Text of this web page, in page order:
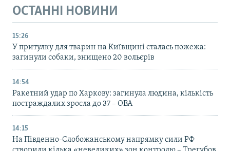
ОСТАННІ НОВИНИ
15:26
У притулку для тварин на Київщині сталась пожежа:
загинули собаки, знищено 20 вольєрів
14:54
Ракетний удар по Харкову: загинула людина, кількість
постраждалих зросла до 37 – ОВА
14:15
На Південно-Слобожанському напрямку сили РФ